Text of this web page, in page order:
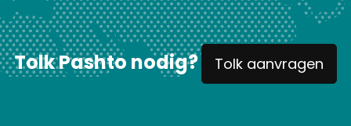
Tolk Pashto nodig? Tolk aanvragen